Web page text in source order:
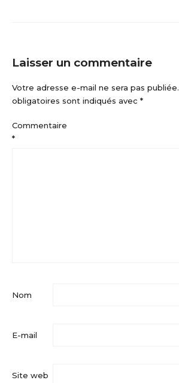
Laisser un commentaire
Votre adresse e-mail ne sera pas publiée.
obligatoires sont indiqués avec *
Commentaire
*
Nom
E-mail
Site web